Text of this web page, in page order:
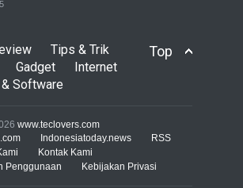
COMPUTING & SOFTWARE
7 Januari 2017
turunkan penawaran ke 4,48
miliar dolar
INTERNET
Top
Tips & Trik
Gadget
Internet
Software
www.teclovers.com
Indonesiatoday.news
RSS
Kontak Kami
Penggunaan
Kebijakan Privasi